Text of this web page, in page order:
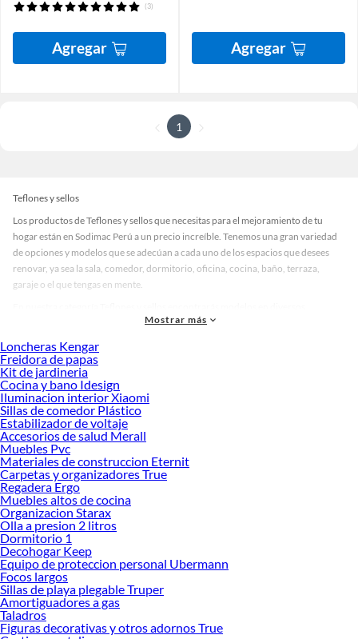
(3)
Agregar Agregar
1
Teflones y sellos
Los productos de Teflones y sellos que necesitas para el mejoramiento de tu
hogar están en Sodimac Perú a un precio increíble. Tenemos una gran variedad
de opciones y modelos que se adecúan a cada uno de los espacios que desees
renovar, ya sea la sala, comedor, dormitorio, oficina, cocina, baño, terraza,
garaje o el que tengas en mente.
materiales, medidas, colores y demás características específicas de tu
necesario para cada uno de tus proyectos en las mejores marcas de calidad y con
garantía.
Precios de Teflones y sellos en Sodimac Perú
Si buscar ahorrar, estás en la tienda correcta porque en Sodimac tenemos
nuestra política de precios bajos garantizados en Teflones y sellos, así que no
dudes más y compra online este producto con sus complementos para que
termines tu proyecto al 100% a un costo económico. Además, elige entre las
opciones de delivery o recojo en tienda.
Las mejores marcas de Teflones y sellos
Sabemos que la calidad, confianza y seguridad son factores importantes al
momento de decidir qué modelo comprar, por ello contamos con una amplia
oferta de marcas prestigiosas y reconocidas en Teflones y sellos. De esta manera,
inviertes en durabilidad, rendimiento, excelencia y satisfacción garantizada.
Mostrar más
Loncheras Kengar
Freidora de papas
Kit de jardineria
Cocina y bano Idesign
Iluminacion interior Xiaomi
Sillas de comedor Plástico
Estabilizador de voltaje
Accesorios de salud Merall
Muebles Pvc
Materiales de construccion Eternit
Carpetas y organizadores True
Regadera Ergo
Muebles altos de cocina
Organizacion Starax
Olla a presion 2 litros
Dormitorio 1
Decohogar Keep
Equipo de proteccion personal Ubermann
Focos largos
Sillas de playa plegable Truper
Amortiguadores a gas
Taladros
Figuras decorativas y otros adornos True